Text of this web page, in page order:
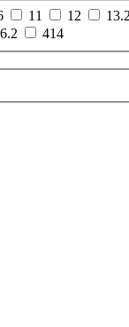
11 12 13.2
414